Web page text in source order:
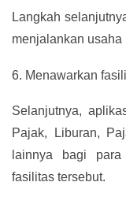
Langkah
menjalankan usaha
6. Menawarkan
Selanjutnya,
Pajak, Liburan,
lainnya bagi
fasilitas tersebut.